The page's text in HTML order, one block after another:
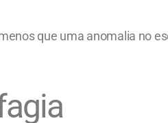
que uma anomalia no